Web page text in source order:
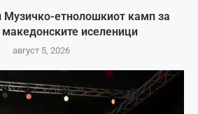
етнолошкиот камп за
иселеници
август 5, 2026